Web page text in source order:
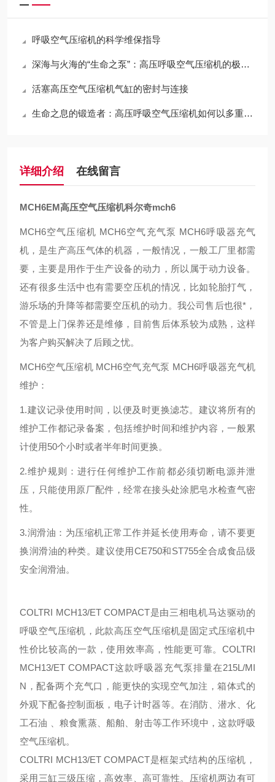
呼吸空气压缩机的科学维保指导
深海与火海的“生命之泵”：高压呼吸空气压缩机的极限压缩与净化哲学
活塞高压空气压缩机气缸的密封与连接
生命之息的锻造者：高压呼吸空气压缩机如何以多重净化铸就纯净高压气源
详细介绍 在线留言
MCH6EM高压空气压缩机科尔奇mch6
MCH6空气压缩机 MCH6空气充气泵 MCH6呼吸器充气
机，是生产高压气体的机器，一般情况，一般工厂里都需
要，主要是用作于生产设备的动力，所以属于动力设备。
还有很多生活中也有需要空压机的情况，比如轮胎打气，
游乐场的升降等都需要空压机的动力。我公司售后也很*，
不管是上门保养还是维修，目前售后体系较为成熟，这样
为客户购买解决了后顾之忧。
MCH6空气压缩机 MCH6空气充气泵 MCH6呼吸器充气机
维护：
1.建议记录使用时间，以便及时更换滤芯。建议将所有的
维护工作都记录备案，包括维护时间和维护内容，一般累
计使用50个小时或者半年时间更换。
2.维护规则：进行任何维护工作前都必须切断电源并泄
压，只能使用原厂配件，经常在接头处涂肥皂水检查气密
性。
3.润滑油：为压缩机正常工作并延长使用寿命，请不要更
换润滑油的种类。建议使用CE750和ST755全合成食品级
安全润滑油。
COLTRI MCH13/ET COMPACT是由三相电机马达驱动的
呼吸空气压缩机，此款高压空气压缩机是固定式压缩机中
性价比较高的一款，使用效率高，性能更可靠。COLTRI
MCH13/ET COMPACT这款呼吸器充气泵排量在215L/MI
N，配备两个充气口，能更快的实现空气加注，箱体式的
外观下配备控制面板，电子计时器等。在消防、潜水、化
工石油 、粮食熏蒸、船舶、射击等工作环境中，这款呼吸
空气压缩机。
COLTRI MCH13/ET COMPACT是框架式结构的压缩机，
采用三缸三级压缩，高效率、高可靠性。压缩机两边有可